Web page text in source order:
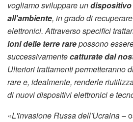
vogliamo sviluppare undispositivo
all'ambiente, in grado di
elettronici. Attraverso specifici
ioni delle terre rarepossono
successivamentecatturate dal
Ulteriori trattamenti permetteranno
rare e, idealmente, renderle
di nuovi dispositivi elettronici e
«L'invasione Russa dell'Ucraina–